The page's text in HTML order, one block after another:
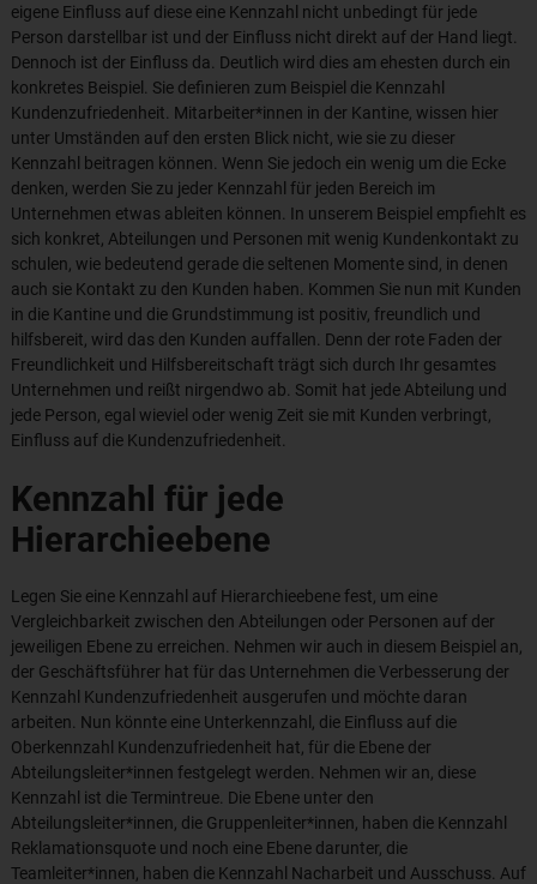
eigene Einfluss auf diese eine Kennzahl nicht unbedingt für jede
Person darstellbar ist und der Einfluss nicht direkt auf der Hand liegt.
Dennoch ist der Einfluss da. Deutlich wird dies am ehesten durch ein
konkretes Beispiel. Sie definieren zum Beispiel die Kennzahl
Kundenzufriedenheit. Mitarbeiter*innen in der Kantine, wissen hier
unter Umständen auf den ersten Blick nicht, wie sie zu dieser
Kennzahl beitragen können. Wenn Sie jedoch ein wenig um die Ecke
denken, werden Sie zu jeder Kennzahl für jeden Bereich im
Unternehmen etwas ableiten können. In unserem Beispiel empfiehlt es
sich konkret, Abteilungen und Personen mit wenig Kundenkontakt zu
schulen, wie bedeutend gerade die seltenen Momente sind, in denen
auch sie Kontakt zu den Kunden haben. Kommen Sie nun mit Kunden
in die Kantine und die Grundstimmung ist positiv, freundlich und
hilfsbereit, wird das den Kunden auffallen. Denn der rote Faden der
Freundlichkeit und Hilfsbereitschaft trägt sich durch Ihr gesamtes
Unternehmen und reißt nirgendwo ab. Somit hat jede Abteilung und
jede Person, egal wieviel oder wenig Zeit sie mit Kunden verbringt,
Einfluss auf die Kundenzufriedenheit.
Kennzahl für jede
Hierarchieebene
Legen Sie eine Kennzahl auf Hierarchieebene fest, um eine
Vergleichbarkeit zwischen den Abteilungen oder Personen auf der
jeweiligen Ebene zu erreichen. Nehmen wir auch in diesem Beispiel an,
der Geschäftsführer hat für das Unternehmen die Verbesserung der
Kennzahl Kundenzufriedenheit ausgerufen und möchte daran
arbeiten. Nun könnte eine Unterkennzahl, die Einfluss auf die
Oberkennzahl Kundenzufriedenheit hat, für die Ebene der
Abteilungsleiter*innen festgelegt werden. Nehmen wir an, diese
Kennzahl ist die Termintreue. Die Ebene unter den
Abteilungsleiter*innen, die Gruppenleiter*innen, haben die Kennzahl
Reklamationsquote und noch eine Ebene darunter, die
Teamleiter*innen, haben die Kennzahl Nacharbeit und Ausschuss. Auf